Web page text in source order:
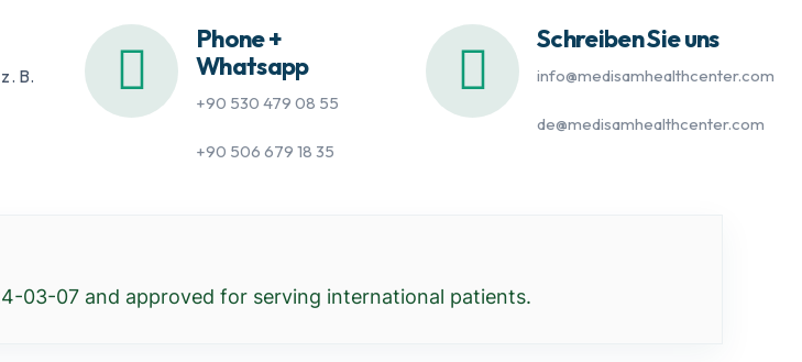
B.
Phone +
Whatsapp
+90 530 479 08 55
+90 506 679 18 35
Schreiben Sie uns
info@medisamhealthcenter.com
de@medisamhealthcenter.com
03-07 and approved for serving international patients.